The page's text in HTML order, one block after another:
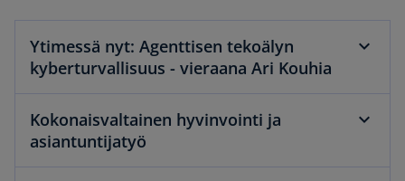
Ytimessä nyt: Agenttisen tekoälyn
kyberturvallisuus - vieraana Ari Kouhia
Kokonaisvaltainen hyvinvointi ja
asiantuntijatyö